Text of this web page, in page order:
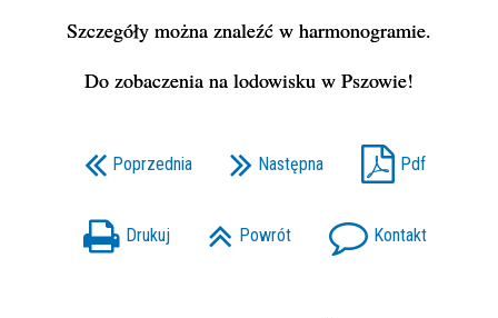
Szczegóły można znaleźć w harmonogramie.
Do zobaczenia na lodowisku w Pszowie!
Poprzednia Następna Pdf
Drukuj Powrót Kontakt